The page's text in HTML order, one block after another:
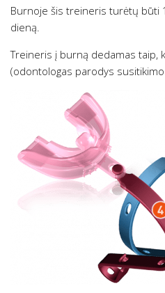
Burnoje šis treineris turėtų būti
dieną.
Treineris į burną dedamas taip,
(odontologas parodys susitikimo